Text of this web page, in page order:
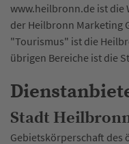
www.heilbronn.de ist die
der Heilbronn Marketing
"Tourismus" ist die
übrigen Bereiche ist die
Stadt
Gebietskörperschaft des